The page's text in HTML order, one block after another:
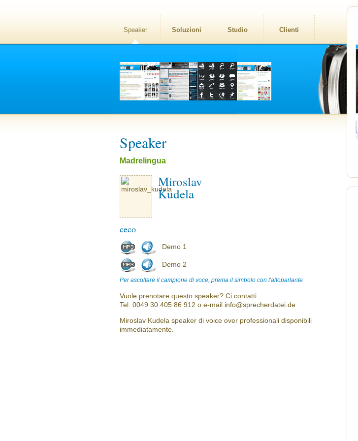
Speaker Soluzioni Studio Clienti
Speaker
Madrelingua
Miroslav
Kudela
ceco
Demo 1
Demo 2
Per ascoltare il campione di voce, prema il simbolo con l'altoparlante
Vuole prenotare questo speaker? Ci contatti.
Tel. 0049 30 405 86 912 o e-mail info@sprecherdatei.de
Miroslav Kudela speaker di voice over professionali disponibili
immediatamente.